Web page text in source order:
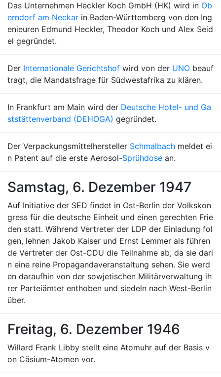
Das Unternehmen Heckler Koch GmbH (HK) wird in Ob
erndorf am Neckar in Baden-Württemberg von den Ing
enieuren Edmund Heckler, Theodor Koch und Alex Seid
el gegründet.
Der Internationale Gerichtshof wird von der UNO beauf
tragt, die Mandatsfrage für Südwestafrika zu klären.
In Frankfurt am Main wird der Deutsche Hotel- und Ga
ststättenverband (DEHOGA) gegründet.
Der Verpackungsmittelhersteller Schmalbach meldet ei
n Patent auf die erste Aerosol-Sprühdose an.
Samstag, 6. Dezember 1947
Auf Initiative der SED findet in Ost-Berlin der Volkskon
gress für die deutsche Einheit und einen gerechten Frie
den statt. Während Vertreter der LDP der Einladung fol
gen, lehnen Jakob Kaiser und Ernst Lemmer als führen
de Vertreter der Ost-CDU die Teilnahme ab, da sie dari
n eine reine Propagandaveranstaltung sehen. Sie werd
en daraufhin von der sowjetischen Militärverwaltung ih
rer Parteiämter enthoben und siedeln nach West-Berlin
über.
Freitag, 6. Dezember 1946
Willard Frank Libby stellt eine Atomuhr auf der Basis v
on Cäsium-Atomen vor.